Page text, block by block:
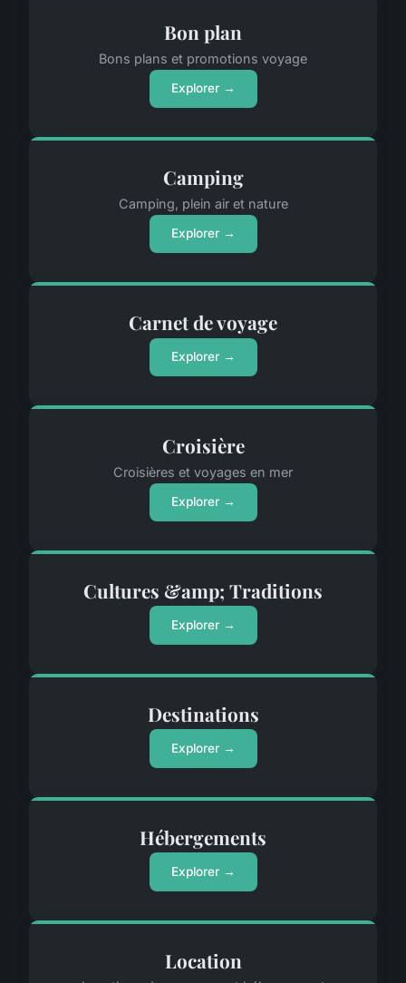
Bon plan
Bons plans et promotions voyage
Explorer →
Camping
Camping, plein air et nature
Explorer →
Carnet de voyage
Explorer →
Croisière
Croisières et voyages en mer
Explorer →
Cultures &amp; Traditions
Explorer →
Destinations
Explorer →
Hébergements
Explorer →
Location